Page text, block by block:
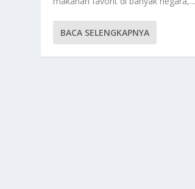
BACA SELENGKAPNYA